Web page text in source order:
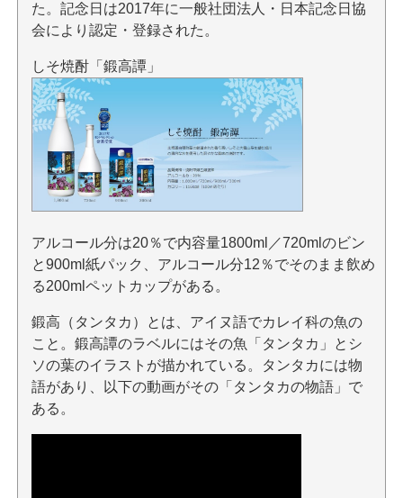
た。記念日は2017年に一般社団法人・日本記念日協
会により認定・登録された。
しそ焼酎「鍛高譚」
アルコール分は20％で内容量1800ml／720mlのビン
と900ml紙パック、アルコール分12％でそのまま飲め
る200mlペットカップがある。
鍛高（タンタカ）とは、アイヌ語でカレイ科の魚の
こと。鍛高譚のラベルにはその魚「タンタカ」とシ
ソの葉のイラストが描かれている。タンタカには物
語があり、以下の動画がその「タンタカの物語」で
ある。